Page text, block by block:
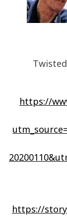
https://
https://